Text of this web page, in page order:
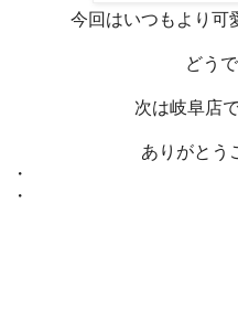
今回はいつもより可
どう
次は岐阜店
ありがとう
・
・